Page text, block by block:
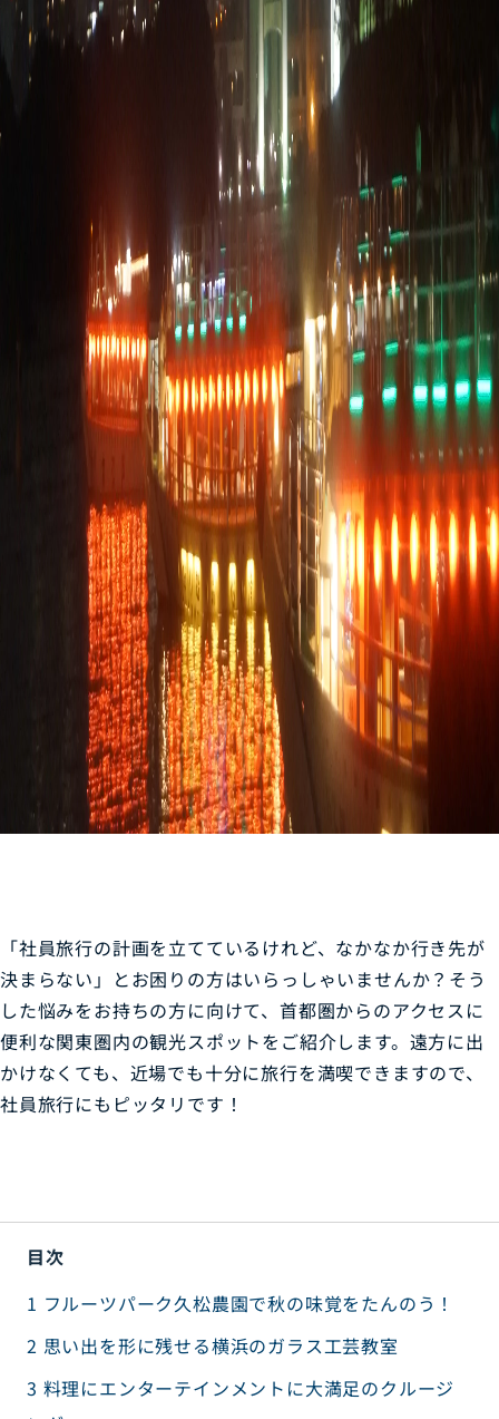
「社員旅行の計画を立てているけれど、なかなか行き先が
決まらない」とお困りの方はいらっしゃいませんか？そう
した悩みをお持ちの方に向けて、首都圏からのアクセスに
便利な関東圏内の観光スポットをご紹介します。遠方に出
かけなくても、近場でも十分に旅行を満喫できますので、
社員旅行にもピッタリです！
目次
1 フルーツパーク久松農園で秋の味覚をたんのう！
2 思い出を形に残せる横浜のガラス工芸教室
3 料理にエンターテインメントに大満足のクルージ